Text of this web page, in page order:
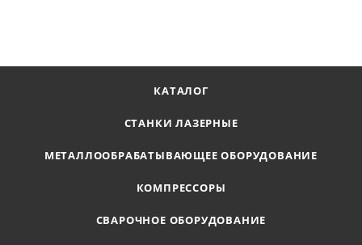
КАТАЛОГ
СТАНКИ ЛАЗЕРНЫЕ
МЕТАЛЛООБРАБАТЫВАЮЩЕЕ ОБОРУДОВАНИЕ
КОМПРЕССОРЫ
СВАРОЧНОЕ ОБОРУДОВАНИЕ